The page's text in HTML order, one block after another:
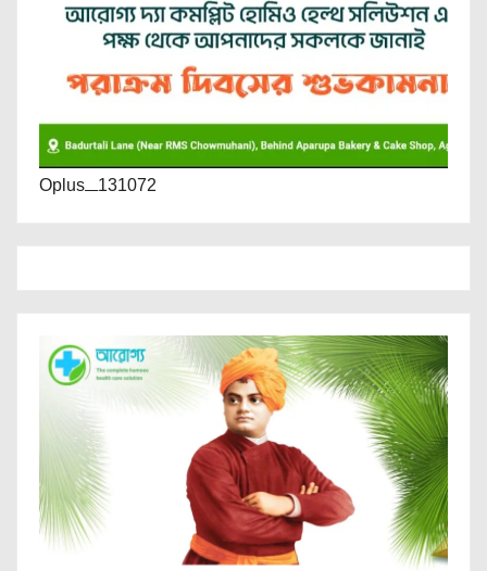
Oplus_131072